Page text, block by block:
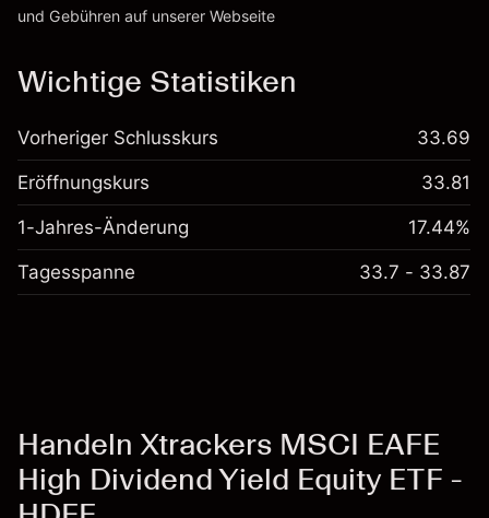
und Gebühren auf unserer Webseite
Wichtige Statistiken
Vorheriger Schlusskurs 33.69
Eröffnungskurs 33.81
1-Jahres-Änderung 17.44%
Tagesspanne 33.7 - 33.87
Handeln Xtrackers MSCI EAFE
High Dividend Yield Equity ETF -